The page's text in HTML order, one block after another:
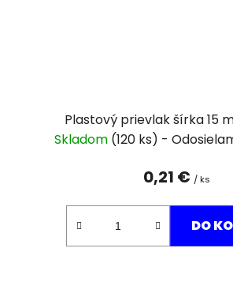
Plastový prievlak šírka 15
Skladom (120 ks)
0,21 € / ks
DO